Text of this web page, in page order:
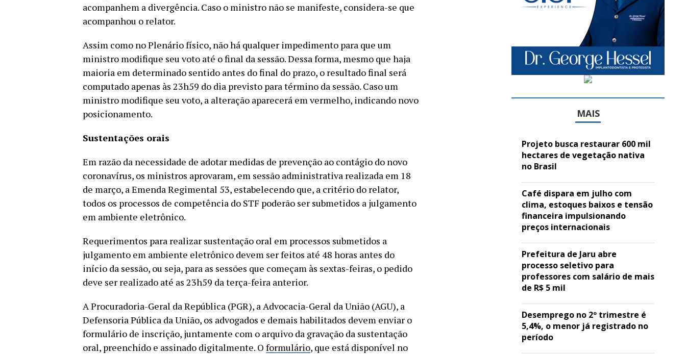
acompanhem a divergência. Caso o ministro não se manifeste, considera-se que
acompanhou o relator.
Assim como no Plenário físico, não há qualquer impedimento para que um
ministro modifique seu voto até o final da sessão. Dessa forma, mesmo que haja
maioria em determinado sentido antes do final do prazo, o resultado final será
computado apenas às 23h59 do dia previsto para término da sessão. Caso um
ministro modifique seu voto, a alteração aparecerá em vermelho, indicando novo
posicionamento.
Sustentações orais
Em razão da necessidade de adotar medidas de prevenção ao contágio do novo
coronavírus, os ministros aprovaram, em sessão administrativa realizada em 18
de março, a Emenda Regimental 53, estabelecendo que, a critério do relator,
todos os processos de competência do STF poderão ser submetidos a julgamento
em ambiente eletrônico.
Requerimentos para realizar sustentação oral em processos submetidos a
julgamento em ambiente eletrônico devem ser feitos até 48 horas antes do
início da sessão, ou seja, para as sessões que começam às sextas-feiras, o pedido
deve ser realizado até as 23h59 da terça-feira anterior.
A Procuradoria-Geral da República (PGR), a Advocacia-Geral da União (AGU), a
Defensoria Pública da União, os advogados e demais habilitados devem enviar o
formulário de inscrição, juntamente com o arquivo da gravação da sustentação
oral, preenchido e assinado digitalmente. O formulário, que está disponível no
MAIS
Projeto busca restaurar 600 mil
hectares de vegetação nativa
no Brasil
Café dispara em julho com
clima, estoques baixos e tensão
financeira impulsionando
preços internacionais
Prefeitura de Jaru abre
processo seletivo para
professores com salário de mais
de R$ 5 mil
Desemprego no 2º trimestre é
5,4%, o menor já registrado no
período